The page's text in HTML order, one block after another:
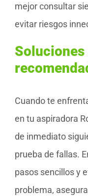
mejor consultar
evitar riesgos
Soluciones
Cuando te
en tu aspiradora
de inmediato
prueba de fallas.
pasos sencillos y
problema,